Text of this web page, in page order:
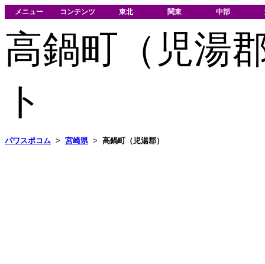
メニュー コンテンツ 東北 関東 中部
高鍋町（児湯
ト
パワスポコム > 宮崎県 > 高鍋町（児湯郡）